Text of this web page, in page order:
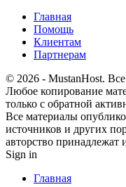
Главная
Помощь
Клиентам
Партнерам
© 2026 - MustanHost.
Любое копирование
только с обратной
Все материалы
источников и других
авторство принадлежат
Sign in
Главная